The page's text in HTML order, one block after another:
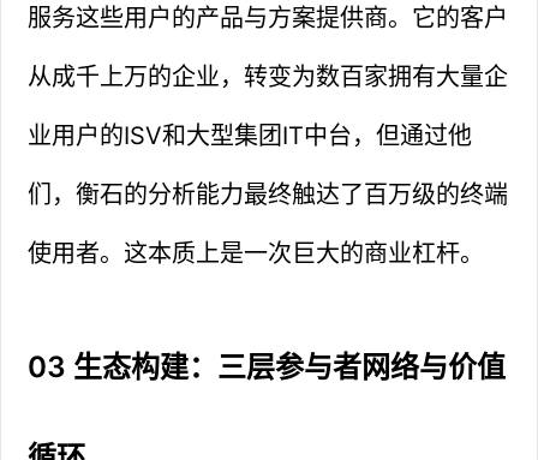
服务这些用户的产品与方案提供商。它的客户
从成千上万的企业，转变为数百家拥有大量企
业用户的ISV和大型集团IT中台，但通过他
们，衡石的分析能力最终触达了百万级的终端
使用者。这本质上是一次巨大的商业杠杆。
03 生态构建：三层参与者网络与价值